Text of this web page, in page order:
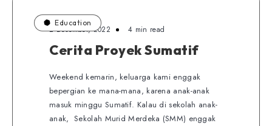
Education
2 Desember, 2022 4 min read
Cerita Proyek Sumatif
Weekend kemarin, keluarga kami enggak
bepergian ke mana-mana, karena anak-anak
masuk minggu Sumatif. Kalau di sekolah anak-
anak, Sekolah Murid Merdeka (SMM) enggak